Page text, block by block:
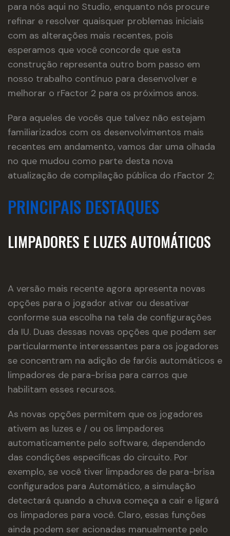
para nós aqui no Studio, enquanto nós procure
refinar e resolver quaisquer problemas iniciais
com as alterações mais recentes, pois
esperamos que você concorde que esta
construção representa outro bom passo em
nosso trabalho contínuo para desenvolver e
melhorar o rFactor 2 para os próximos anos.
Para aqueles de vocês que talvez não estejam
familiarizados com os desenvolvimentos mais
recentes em andamento, vamos dar uma olhada
no que mudou como parte desta nova
atualização de compilação pública do rFactor 2;
PRINCIPAIS DESTAQUES
LIMPADORES E LUZES AUTOMÁTICOS
A versão mais recente agora apresenta novas
opções para o jogador ativar ou desativar
conforme sua escolha na tela de configurações
da IU. Duas dessas novas opções que podem ser
particularmente interessantes para os jogadores
se concentram na adição de faróis automáticos e
limpadores de para-brisa para carros que
habilitam esses recursos.
As novas opções permitem que os jogadores
ativem as luzes e / ou os limpadores
automaticamente pelo software, dependendo
das condições específicas do circuito. Por
exemplo, se você tiver limpadores de para-brisa
configurados para Automático, a simulação
detectará quando a chuva começa a cair e ligará
os limpadores para você. Claro, essas funções
ainda podem ser acionadas manualmente pelo